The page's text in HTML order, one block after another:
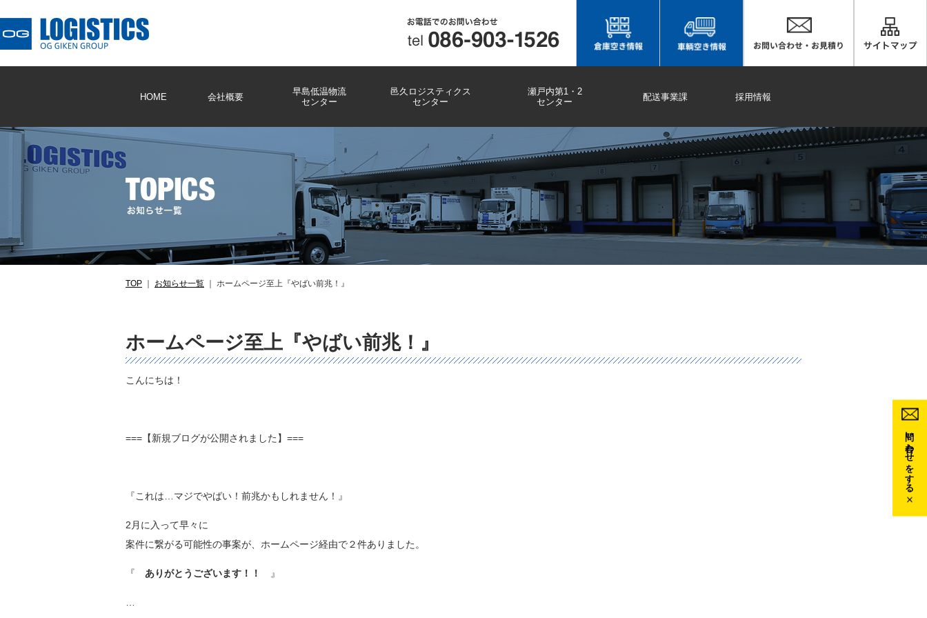
HOME 会社概要
早島低温物流
センター
邑久ロジスティクス
センター
瀬戸内第1・2
センター
配送事業課 採用情報
TOP お知らせ一覧 ホームページ至上『やばい前兆！』
ホームページ至上『やばい前兆！』
こんにちは！
===【新規ブログが公開されました】===
『これは…マジでやばい！前兆かもしれません！』
2月に入って早々に
案件に繋がる可能性の事案が、ホームページ経由で２件ありました。
『 ありがとうございます！！ 』
問い合わせをする